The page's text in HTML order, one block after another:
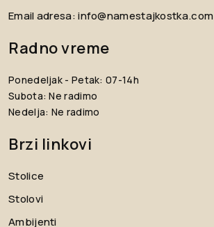
Email adresa:info@namestajkostka.com
Radno vreme
Ponedeljak - Petak: 07-14h
Subota: Ne radimo
Nedelja: Ne radimo
Brzi linkovi
Stolice
Stolovi
Ambijenti